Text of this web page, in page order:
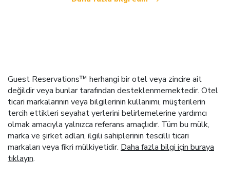
Guest Reservations™ herhangi bir otel veya zincire ait
değildir veya bunlar tarafından desteklenmemektedir. Otel
ticari markalarının veya bilgilerinin kullanımı, müşterilerin
tercih ettikleri seyahat yerlerini belirlemelerine yardımcı
olmak amacıyla yalnızca referans amaçlıdır. Tüm bu mülk,
marka ve şirket adları, ilgili sahiplerinin tescilli ticari
markaları veya fikri mülkiyetidir. Daha fazla bilgi için buraya
tıklayın.